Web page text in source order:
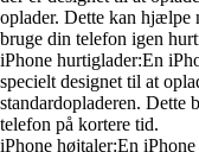
oplader. Dette kan hjælpe
bruge din telefon igen
iPhone hurtiglader:En
specielt designet til at
standardopladeren. Dette
telefon på kortere tid.
iPhone højtaler:En